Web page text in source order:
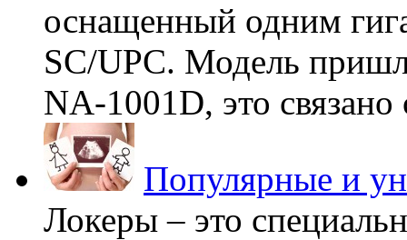
оснащенный одним
SC/UPC. Модель
NA-1001D, это связано
Популярные и
Локеры – это